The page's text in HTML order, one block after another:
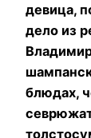
девица,
дело из
блюдах,